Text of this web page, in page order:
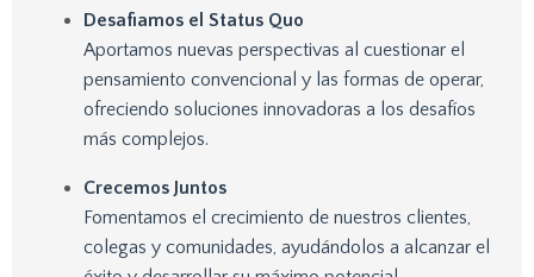
Desafiamos el Status Quo
Aportamos nuevas perspectivas al cuestionar el
pensamiento convencional y las formas de operar,
ofreciendo soluciones innovadoras a los desafíos
más complejos.
Crecemos Juntos
Fomentamos el crecimiento de nuestros clientes,
colegas y comunidades, ayudándolos a alcanzar el